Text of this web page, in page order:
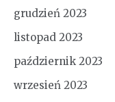
grudzień 2023
listopad 2023
październik 2023
wrzesień 2023